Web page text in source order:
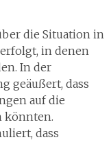
die Situation in
in denen
In der
geäußert, dass
auf die
könnten.
dass